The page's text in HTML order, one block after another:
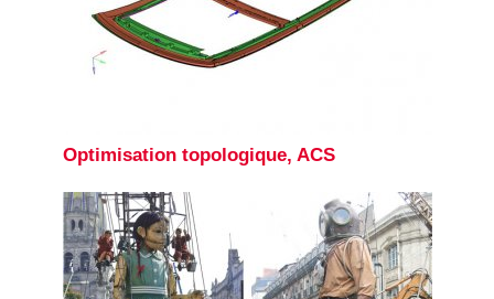
Optimisation topologique, ACS